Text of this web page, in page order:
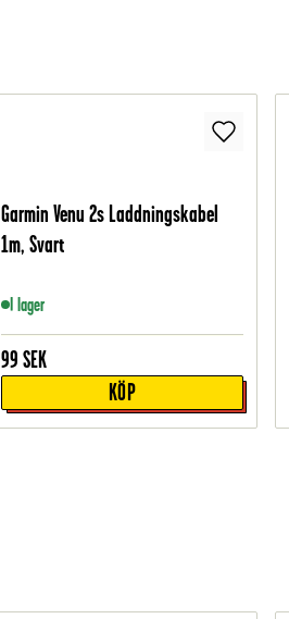
Garmin Venu 2s Laddningskabel
1m, Svart
I lager
99 SEK
KÖP